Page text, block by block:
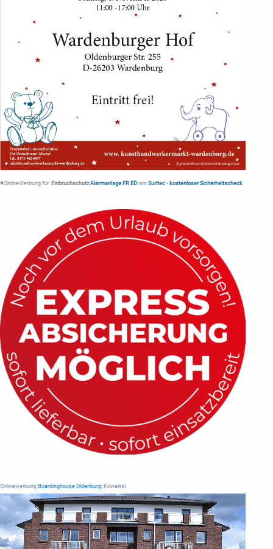
#OnlineWerbung für Einbruchschutz Alarmanlage FR.ED von Suritec • kostenloser Sicherheitscheck
Onlinewerbung Boardinghouse Oldenburg | Kowalski